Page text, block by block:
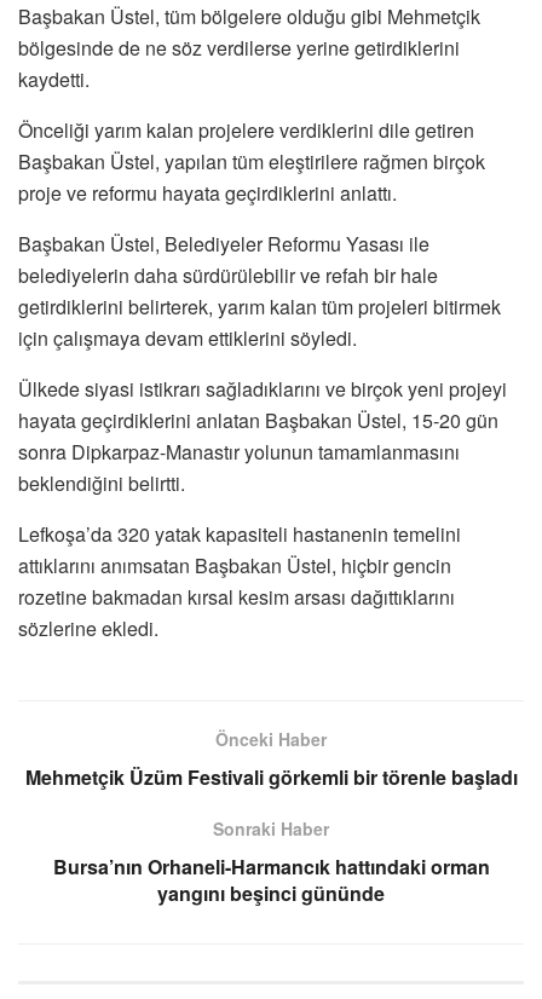
Başbakan Üstel, tüm bölgelere olduğu gibi Mehmetçik
bölgesinde de ne söz verdilerse yerine getirdiklerini
kaydetti.
Önceliği yarım kalan projelere verdiklerini dile getiren
Başbakan Üstel, yapılan tüm eleştirilere rağmen birçok
proje ve reformu hayata geçirdiklerini anlattı.
Başbakan Üstel, Belediyeler Reformu Yasası ile
belediyelerin daha sürdürülebilir ve refah bir hale
getirdiklerini belirterek, yarım kalan tüm projeleri bitirmek
için çalışmaya devam ettiklerini söyledi.
Ülkede siyasi istikrarı sağladıklarını ve birçok yeni projeyi
hayata geçirdiklerini anlatan Başbakan Üstel, 15-20 gün
sonra Dipkarpaz-Manastır yolunun tamamlanmasını
beklendiğini belirtti.
Lefkoşa’da 320 yatak kapasiteli hastanenin temelini
attıklarını anımsatan Başbakan Üstel, hiçbir gencin
rozetine bakmadan kırsal kesim arsası dağıttıklarını
sözlerine ekledi.
Önceki Haber
Mehmetçik Üzüm Festivali görkemli bir törenle başladı
Sonraki Haber
Bursa’nın Orhaneli-Harmancık hattındaki orman
yangını beşinci gününde